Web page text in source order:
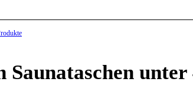
Saunataschen